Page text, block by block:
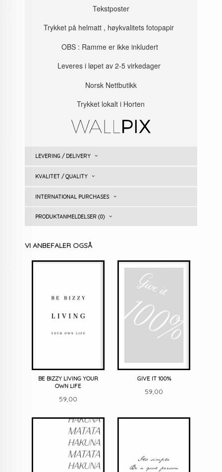
Tekstposter
Trykket på helmatt , høykvalitets fotopapir
OBS : Ramme er ikke inkludert
Leveres i løpet av 2-5 virkedager
Norsk Nettbutikk
Trykket lokalt i Horten
LEVERING / DELIVERY
KVALITET / QUALITY
INTERNATIONAL PURCHASES
PRODUKTANMELDELSER (0)
VI ANBEFALER OGSÅ
BE BIZZY LIVING YOUR
OWN LIFE
Pris
59,00
GIVE IT 100%
Pris
59,00